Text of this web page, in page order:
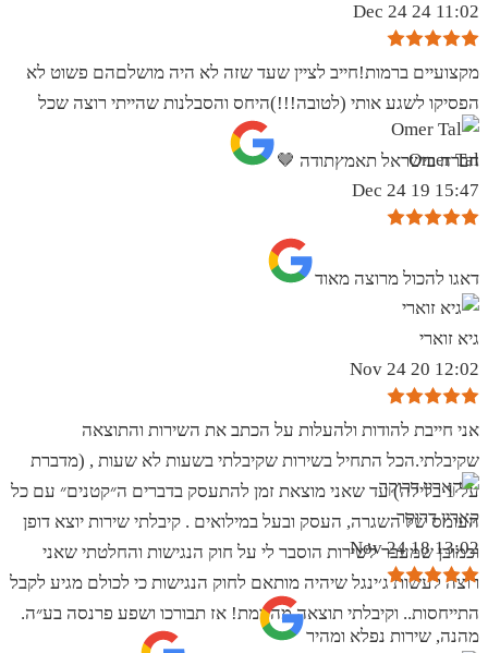
11:02 24 Dec 24
מקצועיים ברמות!חייב לציין שעד שזה לא היה מושלםהם פשוט לא
הפסיקו לשגע אותי (לטובה!!!)היחס והסבלנות שהייתי רוצה שכל
חברה בישראל תאמץתודה 🤎
Omer Tal
15:47 19 Dec 24
‏דאגו להכול מרוצה מאוד
גיא זוארי
12:02 20 Nov 24
אני חייבת להודות ולהעלות על הכתב את השירות והתוצאה
שקיבלתי.הכל התחיל בשירות שקיבלתי בשעות לא שעות , (מדברת
על 1 בלילה) עד שאני מוצאת זמן להתעסק בדברים ה״קטנים״ עם כל
העומס של השגרה, העסק ובעל במילואים . קיבלתי שירות יוצא דופן
וכמובן שמעבר לשירות הוסבר לי על חוק הנגישות והחלטתי שאני
רוצה לעשות ג׳ינגל שיהיה מותאם לחוק הנגישות כי לכולם מגיע לקבל
התייחסות.. וקיבלתי תוצאה מהממת! אז תבורכו ושפע פרנסה בע״ה.
קארין דרוקר
13:02 18 Nov 24
מהנה, שירות נפלא ומהיר